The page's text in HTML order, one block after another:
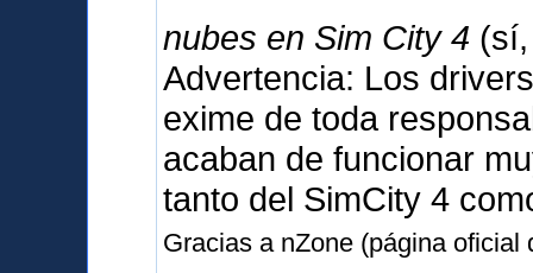
nubes en Sim City 4
Advertencia: Los
exime de toda
acaban de funcionar
tanto del SimCity 4
Gracias a nZone (página